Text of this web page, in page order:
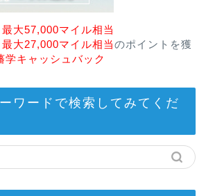
最大57,000マイル相当
最大27,000マイル相当のポイントを獲
学キャッシュバック
ワードで検索してみてくだ